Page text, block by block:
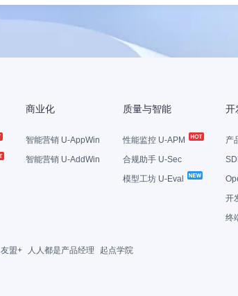
商业化
智能营销 U-AppWin
智能营销 U-AddWin
质量与智能
性能监控 U-APM
合规助手 U-Sec
模型工坊 U-Eval
开
产
开
终
友盟+ 人人都是产品经理 起点学院